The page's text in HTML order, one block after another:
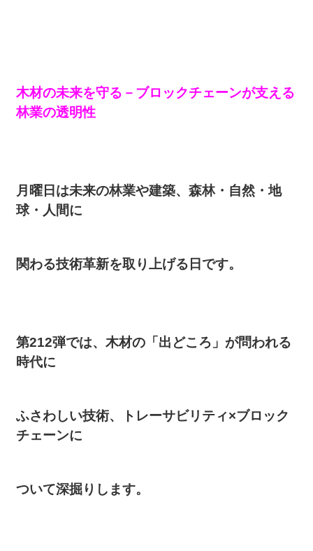
木材の未来を守る－ブロックチェーンが支える
林業の透明性
月曜日は未来の林業や建築、森林・自然・地
球・人間に
関わる技術革新を取り上げる日です。
第212弾では、木材の「出どころ」が問われる
時代に
ふさわしい技術、トレーサビリティ×ブロック
チェーンに
ついて深掘りします。